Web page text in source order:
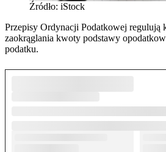
Źródło: iStock
Przepisy Ordynacji Podatkowej regulują
zaokrąglania kwoty podstawy
podatku.